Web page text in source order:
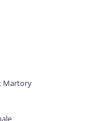
Martory